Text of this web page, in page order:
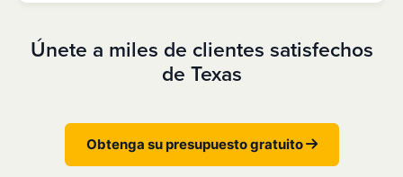
Únete a miles de clientes satisfechos
de Texas
Obtenga su presupuesto gratuito